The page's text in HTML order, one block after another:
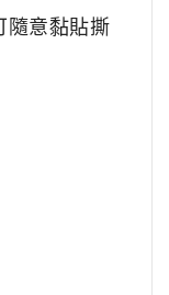
隨意黏貼撕